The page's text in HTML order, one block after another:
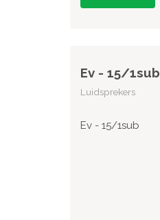
Ev - 15/1sub
Luidsprekers
Ev - 15/1sub